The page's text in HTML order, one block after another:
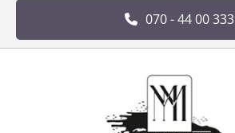
070 - 44 00 333